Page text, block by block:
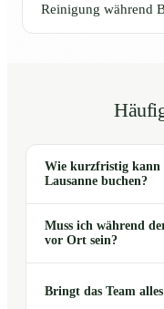
Reinigung während
Wie kurzfristig kann
Lausanne buchen?
Muss ich während
vor Ort sein?
Bringt das Team